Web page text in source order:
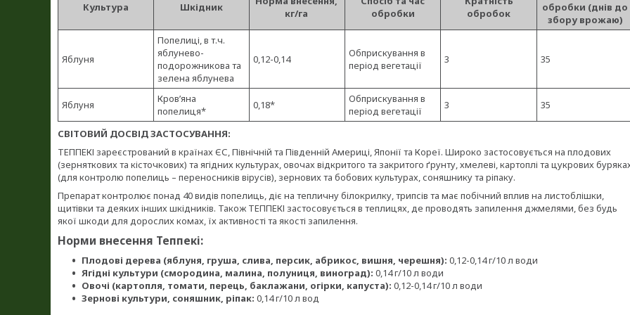
Культура Шкідник
кг/га
обробки
обробок
обробки (днів до
збору врожаю)
Яблуня
Попелиці, в т.ч.
яблунево-
подорожникова та
зелена яблунева
0,12-0,14
Обприскування в
період вегетації
3 35
Яблуня
Кров’яна
попелиця*
0,18*
Обприскування в
період вегетації
3 35
СВІТОВИЙ ДОСВІД ЗАСТОСУВАННЯ:
ТЕППЕКІ зареєстрований в країнах ЄС, Північній та Південній Америці, Японії та Кореї. Широко застосовується на плодових
(зерняткових та кісточкових) та ягідних культурах, овочах відкритого та закритого ґрунту, хмелеві, картоплі та цукрових
(для контролю попелиць – переносників вірусів), зернових та бобових культурах, соняшнику та ріпаку.
Препарат контролює понад 40 видів попелиць, діє на тепличну білокрилку, трипсів та має побічний вплив на листоблішки,
щитівки та деяких інших шкідників. Також ТЕППЕКІ застосовується в теплицях, де проводять запилення джмелями, без будь
якої шкоди для дорослих комах, їх активності та якості запилення.
Норми внесення Теппекі:
Плодові дерева (яблуня, груша, слива, персик, абрикос, вишня, черешня): 0,12-0,14 г/10 л води
Ягідні культури (смородина, малина, полуниця, виноград): 0,14 г/10 л води
Овочі (картопля, томати, перець, баклажани, огірки, капуста): 0,12-0,14 г/10 л води
Зернові культури, соняшник, ріпак: 0,14 г/10 л вод